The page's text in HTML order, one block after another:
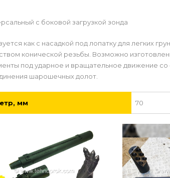
с боковой загрузкой зонда
как с насадкой под лопатку для легких
конической резьбы. Возможно
под ударное и вращательное движение
шарошечных долот.
мм 70